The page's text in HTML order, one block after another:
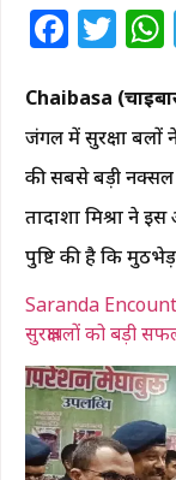
Chaibasa
जंगल में सुरक्षा बलों
की सबसे बड़ी नक्सल
तादाशा मिश्रा ने
पुष्टि की है कि
Saranda
सुरक्षाबलों को बड़ी